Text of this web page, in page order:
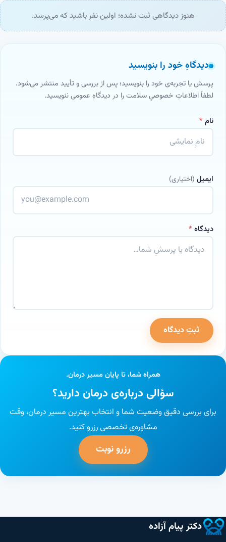
هنوز دیدگاهی ثبت نشده؛ اولین نفر باشید که می‌پرسد.
دیدگاهِ خود را بنویسید
پرسش یا تجربه‌ی خود را بنویسید؛ پس از بررسی و تأیید منتشر می‌شود.
لطفاً اطلاعاتِ خصوصیِ سلامت را در دیدگاهِ عمومی ننویسید.
نام*
ایمیل (اختیاری)
دیدگاه*
وب‌سایتثبتِ دیدگاه
همراه شما، تا پایان مسیر درمان.
سؤالی درباره‌ی درمان دارید؟
برای بررسی دقیق وضعیت شما و انتخاب بهترین مسیر درمان، وقت
مشاوره‌ی تخصصی رزرو کنید.
رزرو نوبت
دکتر پیام آزاده